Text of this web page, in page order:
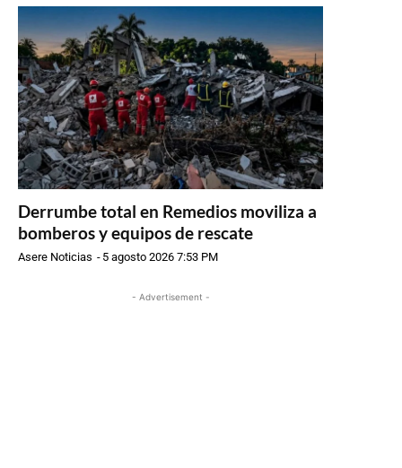
Derrumbe total en Remedios moviliza a
bomberos y equipos de rescate
Asere Noticias - 5 agosto 2026 7:53 PM
- Advertisement -